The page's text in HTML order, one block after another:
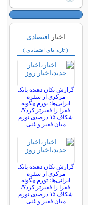
اخبار اقتصادی
( تازه های اقتصادی )
گزارش تکان‌ دهنده بانک
مرکزی از سفره
ایرانی‌ها؛ تورم چگونه
فقرا را فقیرتر کرد؟/
شکاف ۱۵ درصدی تورم
میان فقیر و غنی
گزارش تکان‌ دهنده بانک
مرکزی از سفره
ایرانی‌ها؛ تورم چگونه
فقرا را فقیرتر کرد؟/
شکاف ۱۵ درصدی تورم
میان فقیر و غنی